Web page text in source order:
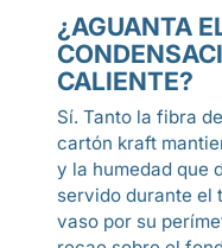
¿AGUANTA
CALIENTE?
Sí. Tanto la fibra
cartón kraft
y la humedad que
servido durante el
vaso por su